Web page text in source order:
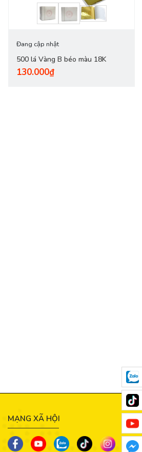
Đang cập nhật
500 lá Vàng B béo màu 18K
130.000₫
MẠNG XÃ HỘI